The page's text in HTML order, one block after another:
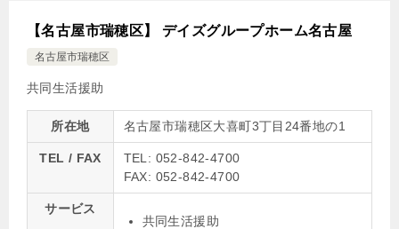
【名古屋市瑞穂区】 デイズグループホーム名古屋
名古屋市瑞穂区
共同生活援助
所在地 名古屋市瑞穂区大喜町3丁目24番地の1
TEL / FAX
TEL: 052-842-4700
FAX: 052-842-4700
サービス
共同生活援助